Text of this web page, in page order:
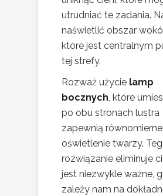
utrudniać te zadania.
naświetlić obszar
które jest centralnym
tej strefy.
Rozważ użycie lamp
bocznych, które
po obu stronach lustra
zapewnią równomierne
oświetlenie twarzy.
rozwiązanie eliminuje
jest niezwykle ważne,
zależy nam na